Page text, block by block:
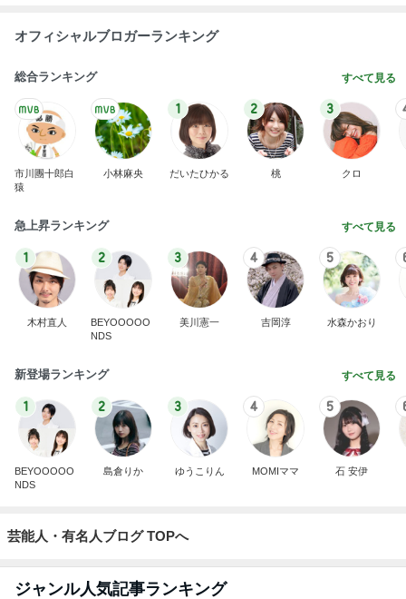
オフィシャルブロガーランキング
総合ランキング すべて見る
市川團十郎白
猿
小林麻央
1
だいたひかる
2
桃
3
クロ
急上昇ランキング すべて見る
1
木村直人
2
BEYOOOOO
NDS
3
美川憲一
4
吉岡淳
5
水森かおり
新登場ランキング すべて見る
1
BEYOOOOO
NDS
2
島倉りか
3
ゆうこりん
4
MOMIママ
5
石 安伊
芸能人・有名人ブログ TOPへ
ジャンル人気記事ランキング